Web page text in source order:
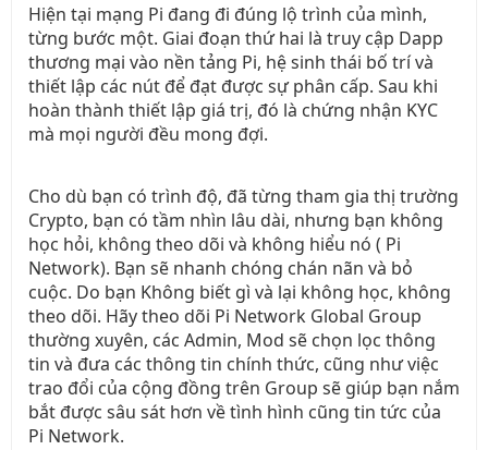
Hiện tại mạng Pi đang đi đúng lộ trình của mình,
từng bước một. Giai đoạn thứ hai là truy cập Dapp
thương mại vào nền tảng Pi, hệ sinh thái bố trí và
thiết lập các nút để đạt được sự phân cấp. Sau khi
hoàn thành thiết lập giá trị, đó là chứng nhận KYC
mà mọi người đều mong đợi.
Cho dù bạn có trình độ, đã từng tham gia thị trường
Crypto, bạn có tầm nhìn lâu dài, nhưng bạn không
học hỏi, không theo dõi và không hiểu nó ( Pi
Network). Bạn sẽ nhanh chóng chán nãn và bỏ
cuộc. Do bạn Không biết gì và lại không học, không
theo dõi. Hãy theo dõi Pi Network Global Group
thường xuyên, các Admin, Mod sẽ chọn lọc thông
tin và đưa các thông tin chính thức, cũng như việc
trao đổi của cộng đồng trên Group sẽ giúp bạn nắm
bắt được sâu sát hơn về tình hình cũng tin tức của
Pi Network.